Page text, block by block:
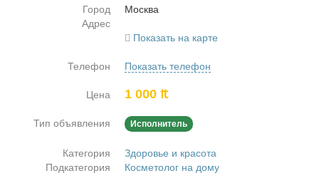
Город
Москва
Адрес
Показать на карте
Телефон Показать телефон
Цена 1 000 ₶
Тип объявления Исполнитель
Категория
Здоровье и красота
Подкатегория
Косметолог на дому